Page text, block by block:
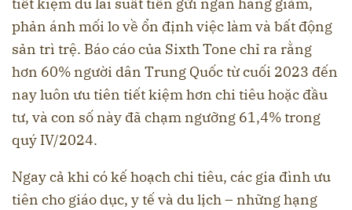
tiết kiệm dù lãi suất tiền gửi ngân hàng giảm,
phản ánh mối lo về ổn định việc làm và bất động
sản trì trệ. Báo cáo của Sixth Tone chỉ ra rằng
hơn 60% người dân Trung Quốc từ cuối 2023 đến
nay luôn ưu tiên tiết kiệm hơn chi tiêu hoặc đầu
tư, và con số này đã chạm ngưỡng 61,4% trong
quý IV/2024.
Ngay cả khi có kế hoạch chi tiêu, các gia đình ưu
tiên cho giáo dục, y tế và du lịch – những hạng